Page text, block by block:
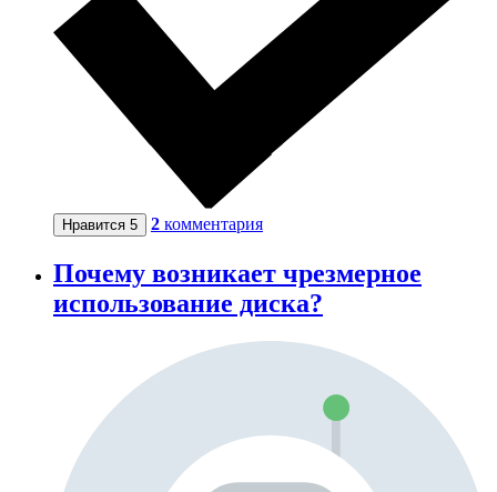
Нравится 5 2 комментария
Почему возникает чрезмерное
использование диска?